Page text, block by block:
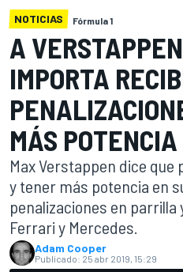
NOTICIAS Fórmula 1
A
IMPORTA
MÁS POTENCIA
Max Verstappen dice
y tener más potencia en
penalizaciones en parrilla
Ferrari y Mercedes.
Adam Cooper
Publicado: 25 abr 2019, 15:29